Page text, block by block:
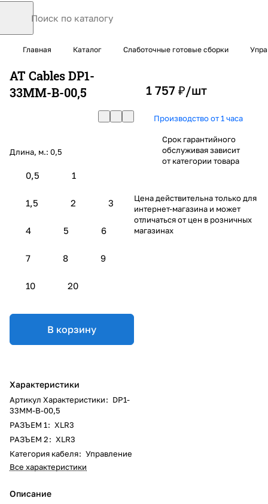
Главная Каталог Слаботочные готовые сборки
AT Cables DP1-
33MM-B-00,5
Длина, м.: 0,5
0,5 1
1,5 2 3
4 5 6
7 8 9
10 20
В корзину
Характеристики
Артикул Характеристики: DP1-
33MM-B-00,5
РАЗЪЕМ 1: XLR3
РАЗЪЕМ 2: XLR3
Категория кабеля: Управление
Все характеристики
Описание
1 757 ₽/шт
Производство от 1 часа
Срок гарантийного
обслуживая зависит
от категории товара
Цена действительна только для
интернет-магазина и может
отличаться от цен в розничных
магазинах